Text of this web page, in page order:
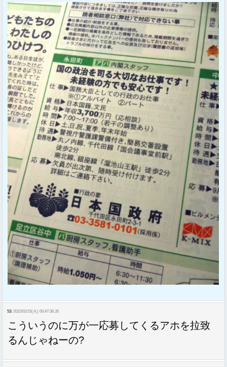
53: 2022/02/15(火) 00:47:36.35
こういうのに万が一応募してくるアホを拉致
るんじゃねーの?